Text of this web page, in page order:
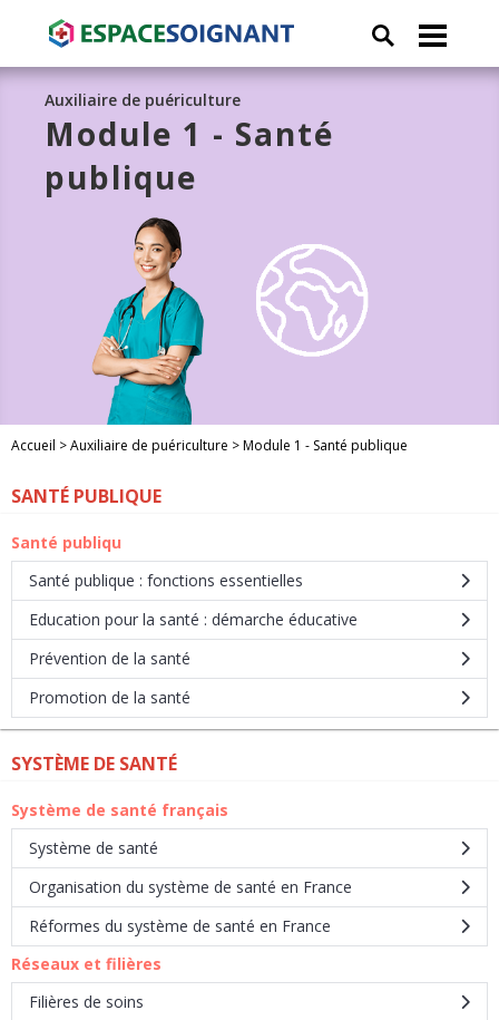
Auxiliaire de puériculture
Module 1 - Santé
publique
Accueil >Auxiliaire de puériculture >Module 1 - Santé publique
SANTÉ PUBLIQUE
Santé publiqu
Santé publique : fonctions essentielles
Education pour la santé : démarche éducative
Prévention de la santé
Promotion de la santé
SYSTÈME DE SANTÉ
Système de santé français
Système de santé
Organisation du système de santé en France
Réformes du système de santé en France
Réseaux et filières
Filières de soins